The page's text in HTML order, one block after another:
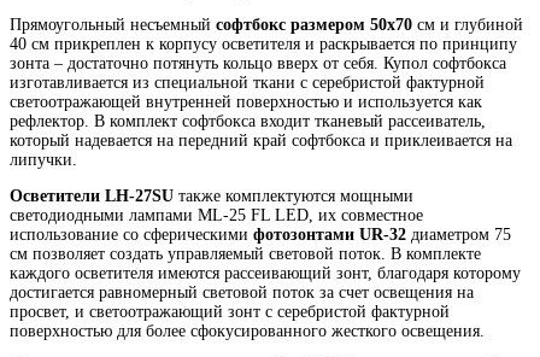
Прямоугольный несъемный cофтбокс размером 50х70 см и глубиной
40 см прикреплен к корпусу осветителя и раскрывается по принципу
зонта – достаточно потянуть кольцо вверх от себя. Купол софтбокса
изготавливается из специальной ткани с серебристой фактурной
светоотражающей внутренней поверхностью и используется как
рефлектор. В комплект софтбокса входит тканевый рассеиватель,
который надевается на передний край софтбокса и приклеивается на
липучки.
Осветители LH-27SU также комплектуются мощными
светодиодными лампами ML-25 FL LED, их совместное
использование со сферическими фотозонтами UR-32 диаметром 75
см позволяет создать управляемый световой поток. В комплекте
каждого осветителя имеются рассеивающий зонт, благодаря которому
достигается равномерный световой поток за счет освещения на
просвет, и светоотражающий зонт с серебристой фактурной
поверхностью для более сфокусированного жесткого освещения.